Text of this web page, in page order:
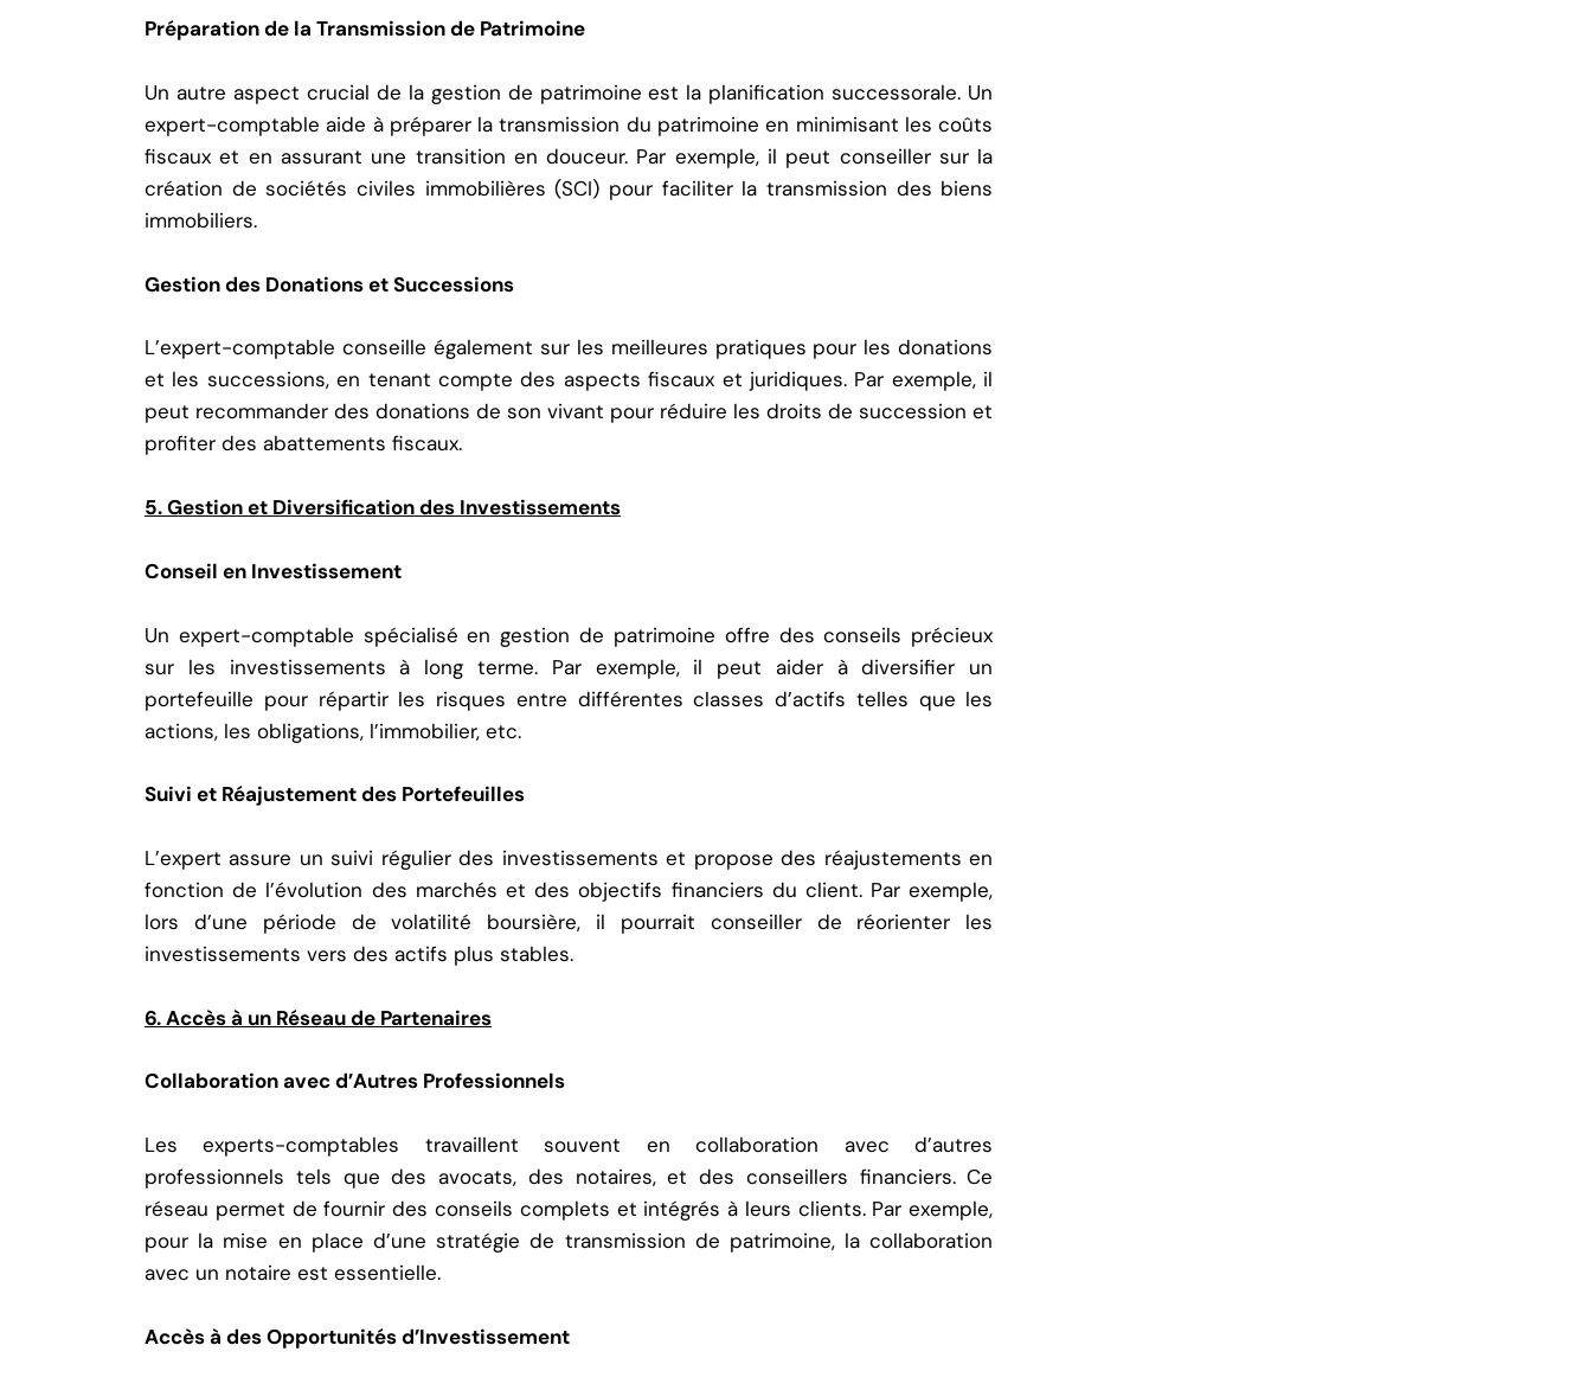
Préparation de la Transmission de Patrimoine
Un autre aspect crucial de la gestion de patrimoine est la planification successorale. Un
expert-comptable aide à préparer la transmission du patrimoine en minimisant les coûts
fiscaux et en assurant une transition en douceur. Par exemple, il peut conseiller sur la
création de sociétés civiles immobilières (SCI) pour faciliter la transmission des biens
immobiliers.
Gestion des Donations et Successions
L’expert-comptable conseille également sur les meilleures pratiques pour les donations
et les successions, en tenant compte des aspects fiscaux et juridiques. Par exemple, il
peut recommander des donations de son vivant pour réduire les droits de succession et
profiter des abattements fiscaux.
5. Gestion et Diversification des Investissements
Conseil en Investissement
Un expert-comptable spécialisé en gestion de patrimoine offre des conseils précieux
sur les investissements à long terme. Par exemple, il peut aider à diversifier un
portefeuille pour répartir les risques entre différentes classes d’actifs telles que les
actions, les obligations, l’immobilier, etc.
Suivi et Réajustement des Portefeuilles
L’expert assure un suivi régulier des investissements et propose des réajustements en
fonction de l’évolution des marchés et des objectifs financiers du client. Par exemple,
lors d’une période de volatilité boursière, il pourrait conseiller de réorienter les
investissements vers des actifs plus stables.
6. Accès à un Réseau de Partenaires
Collaboration avec d’Autres Professionnels
Les experts-comptables travaillent souvent en collaboration avec d’autres
professionnels tels que des avocats, des notaires, et des conseillers financiers. Ce
réseau permet de fournir des conseils complets et intégrés à leurs clients. Par exemple,
pour la mise en place d’une stratégie de transmission de patrimoine, la collaboration
avec un notaire est essentielle.
Accès à des Opportunités d’Investissement